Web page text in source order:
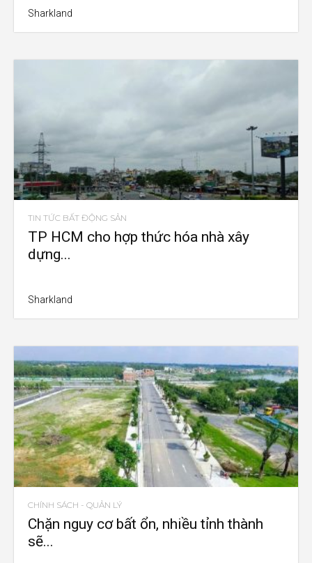
Sharkland
TIN TỨC BẤT ĐỘNG SẢN
TP HCM cho hợp thức hóa nhà xây
dựng...
Sharkland
CHÍNH SÁCH - QUẢN LÝ
Chặn nguy cơ bất ổn, nhiều tỉnh thành
sẽ...